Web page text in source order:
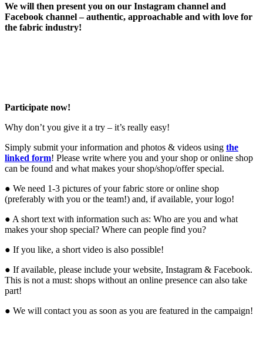
We will then present you on our Instagram channel and
Facebook channel – authentic, approachable and with love for
the fabric industry!
Participate now!
Why don’t you give it a try – it’s really easy!
Simply submit your information and photos & videos using the
linked form! Please write where you and your shop or online shop
can be found and what makes your shop/shop/offer special.
● We need 1-3 pictures of your fabric store or online shop
(preferably with you or the team!) and, if available, your logo!
● A short text with information such as: Who are you and what
makes your shop special? Where can people find you?
● If you like, a short video is also possible!
● If available, please include your website, Instagram & Facebook.
This is not a must: shops without an online presence can also take
part!
● We will contact you as soon as you are featured in the campaign!